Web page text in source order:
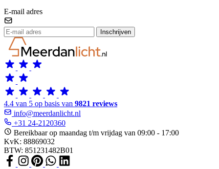
E-mail adres
Inschrijven
4.4 van 5 op basis van 9821 reviews
info@meerdanlicht.nl
+31 24-2120360
Bereikbaar op maandag t/m vrijdag van 09:00 - 17:00
KvK: 88869032
BTW: 851231482B01